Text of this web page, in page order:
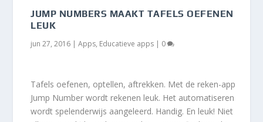
JUMP NUMBERS MAAKT TAFELS OEFENEN
LEUK
jun 27, 2016 |Apps, Educatieve apps | 0
Tafels oefenen, optellen, aftrekken. Met de reken-app
Jump Number wordt rekenen leuk. Het automatiseren
wordt spelenderwijs aangeleerd. Handig. En leuk! Niet